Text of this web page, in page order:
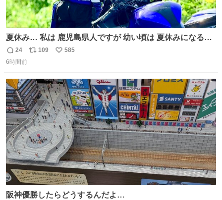
夏休み… 私は 鹿児島県人ですが 幼い頃は 夏休みになると
母の郷… 山梨へ遊びに行くのが楽しみでした 母の実家へ 1
ヶ月近く泊まって … … 今の私は 医療従事者 お盆休み？ﾅﾆ
景 淡い記憶 そんな思い出の風景… ありますか？
返
信
24
リ
ト
数
109
い
数
585
6時間前
阪神優勝したらどうするんだよ…